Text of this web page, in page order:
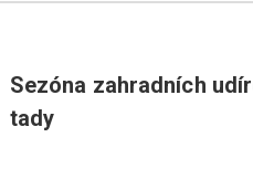
Sezóna zahradních
tady